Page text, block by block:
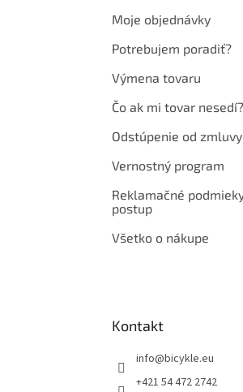
Moje objednávky
Potrebujem poradiť?
Výmena tovaru
Čo ak mi tovar nesedí?
Odstúpenie od zmluvy
Vernostný program
Reklamačné
postup
Všetko o nákupe
Kontakt
info@bicykle.eu
+421 54 472 2742